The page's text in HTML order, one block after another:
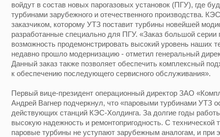
войдут в состав новых парогазовых установок (ПГУ), где
турбинами зарубежного и отечественного производства.
заказчиком, которому УТЗ поставит турбины новейшей
разработанные специально для ПГУ. «Заказ большой серии
возможность продемонстрировать высокий уровень наших
недавно прошло модернизацию - отметил генеральный
Данный заказ также позволяет обеспечить комплексный
к обеспечению последующего сервисного обслуживания».
Первый вице-президент операционный директор ЗАО
Андрей Вагнер подчеркнул, что «паровыми турбинами УТЗ
действующих станций КЭС-Холдинга. За долгие годы
высокую надежность и ремонтопригодность. С технической
паровые турбины не уступают зарубежным аналогам, и при